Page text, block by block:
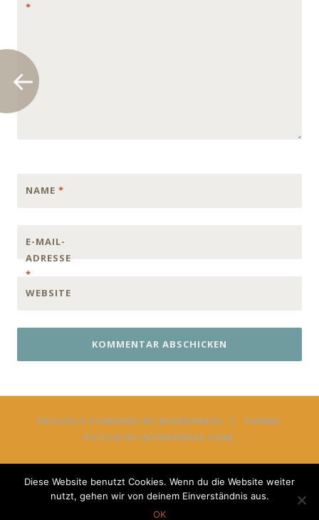
*
NAME *
E-MAIL-
ADRESSE
*
WEBSITE
PROUDLY POWERED BY WORDPRESS |
THEME:
FICTIVE BY WORDPRESS.COM.
Diese Website benutzt Cookies. Wenn du die Website weiter
nutzt, gehen wir von deinem Einverständnis aus.
OK